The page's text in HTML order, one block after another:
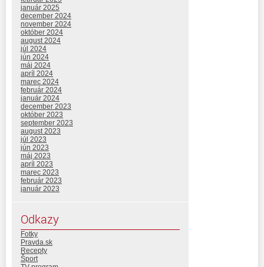
január 2025
december 2024
november 2024
október 2024
august 2024
júl 2024
jún 2024
máj 2024
apríl 2024
marec 2024
február 2024
január 2024
december 2023
október 2023
september 2023
august 2023
júl 2023
jún 2023
máj 2023
apríl 2023
marec 2023
február 2023
január 2023
Odkazy
Fotky
Pravda.sk
Recepty
Šport